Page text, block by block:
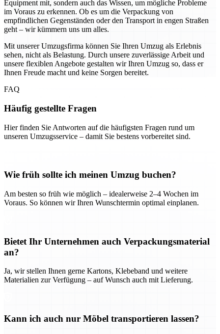
Equipment mit, sondern auch das Wissen, um mögliche Probleme
im Voraus zu erkennen. Ob es um die Verpackung von
empfindlichen Gegenständen oder den Transport in engen Straßen
geht – wir kümmern uns um alles.
Mit unserer Umzugsfirma können Sie Ihren Umzug als Erlebnis
sehen, nicht als Belastung. Durch unsere zuverlässige Arbeit und
unsere flexiblen Angebote gestalten wir Ihren Umzug so, dass er
Ihnen Freude macht und keine Sorgen bereitet.
FAQ
Häufig gestellte Fragen
Hier finden Sie Antworten auf die häufigsten Fragen rund um
unseren Umzugsservice – damit Sie bestens vorbereitet sind.
Wie früh sollte ich meinen Umzug buchen?
Am besten so früh wie möglich – idealerweise 2–4 Wochen im
Voraus. So können wir Ihren Wunschtermin optimal einplanen.
Bietet Ihr Unternehmen auch Verpackungsmaterial
an?
Ja, wir stellen Ihnen gerne Kartons, Klebeband und weitere
Materialien zur Verfügung – auf Wunsch auch mit Lieferung.
Kann ich auch nur Möbel transportieren lassen?